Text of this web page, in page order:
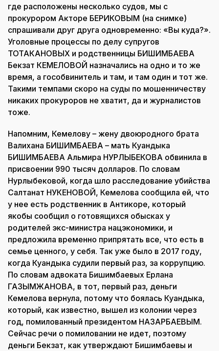
где расположены несколько судов, мы с
прокурором Акторе БЕРИКОВЫМ (на снимке)
спрашивали друг друга одновременно: «Вы куда?».
Уголовные процессы по делу супругов
ТОТАКАНОВЫХ и родственницы БИШИМБАЕВА
Бекзат КЕМЕЛОВОЙ назначались на одно и то же
время, а гособвинитель и там, и там один и тот же.
Такими темпами скоро на суды по мошенничеству
никаких прокуроров не хватит, да и журналистов
тоже.
Напомним, Кемелову – жену двоюродного брата
Валихана БИШИМБАЕВА – мать Куандыка
БИШИМБАЕВА Альмира НУРЛЫБЕКОВА обвинила в
присвоении 990 тысяч долларов. По словам
Нурлыбековой, когда шло расследование убийства
Салтанат НУКЕНОВОЙ, Кемелова сообщила ей, что
у нее есть родственник в Антикоре, который
якобы сообщил о готовящихся обысках у
родителей экс-министра нацэкономики, и
предложила временно припрятать все, что есть в
семье ценного, у себя. Так уже было в 2017 году,
когда Куандыка судили первый раз, за коррупцию.
По словам адвоката Бишимбаевых Ерлана
ГАЗЫМЖАНОВА, в тот, первый раз, деньги
Кемелова вернула, потому что боялась Куандыка,
который, как известно, вышел из колонии через
год, помилованный президентом НАЗАРБАЕВЫМ.
Сейчас речи о помиловании не идет, поэтому
деньги Бекзат, как утверждают Бишимбаевы и